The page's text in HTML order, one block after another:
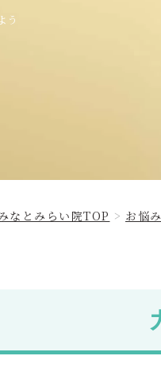
う
なとみらい院TOP お悩